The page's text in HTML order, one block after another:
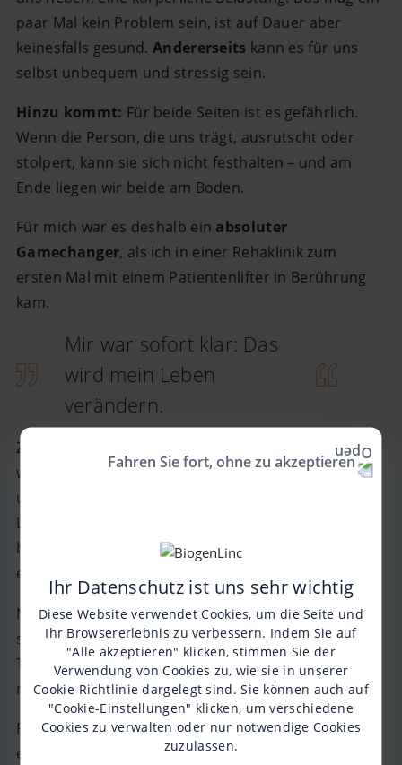
Ihr Datenschutz ist uns sehr wichtig
Diese Website verwendet Cookies, um die Seite und
Ihr Browsererlebnis zu verbessern. Indem Sie auf
"Alle akzeptieren" klicken, stimmen Sie der
Verwendung von Cookies zu, wie sie in unserer
Cookie-Richtlinie dargelegt sind. Sie können auch auf
"Cookie-Einstellungen" klicken, um verschiedene
Cookies zu verwalten oder nur notwendige Cookies
zuzulassen.
Fahren Sie fort, ohne zu akzeptieren
paar Mal kein Problem sein, ist auf Dauer aber
keinesfalls gesund.Andererseits kann es für uns
selbst unbequem und stressig sein.
Hinzu kommt: Für beide Seiten ist es gefährlich.
Wenn die Person, die uns trägt, ausrutscht oder
stolpert, kann sie sich nicht festhalten – und am
Ende liegen wir beide am Boden.
Für mich war es deshalb ein absoluter
Gamechanger, als ich in einer Rehaklinik zum
ersten Mal mit einem Patientenlifter in Berührung
kam.
Mir war sofort klar: Das
wird mein Leben
verändern.
Zugegeben, es dauert vielleicht etwas länger, als
wenn mich einfach jemand schnappt und
umherhebt. Aber mit etwas Übung geht auch das
Liften wirklich schnell. Es ist deutlich sicherer und
bequemer – und damit für alle Beteiligten
entspannter – als getragen zu werden.
Nicht nur Transfers aus oder in den Rollstuhl lassen
sich damit realisieren, auch Duschen oder
Toilettengänge sind dank des Lifters ganz entspannt
möglich.
Für die Umtriebigen unter uns habe ich ebenfalls
eine gute Nachricht: Solche Lifter gibt es